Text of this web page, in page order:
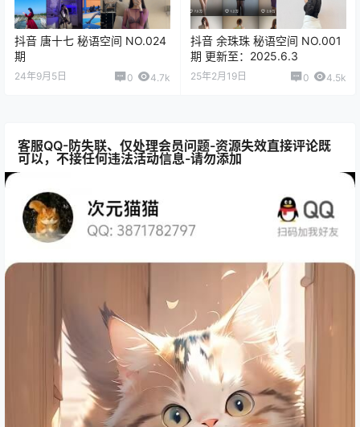
抖音 唐十七 秘语空间 NO.024
期
24年9月5日 0 4.7k
抖音 余珠珠 秘语空间 NO.001
期 更新至：2025.6.3
25年2月19日 0 4.5k
客服QQ-防失联、仅处理会员问题-资源失效直接评论既
可以，不接任何违法活动信息-请勿添加